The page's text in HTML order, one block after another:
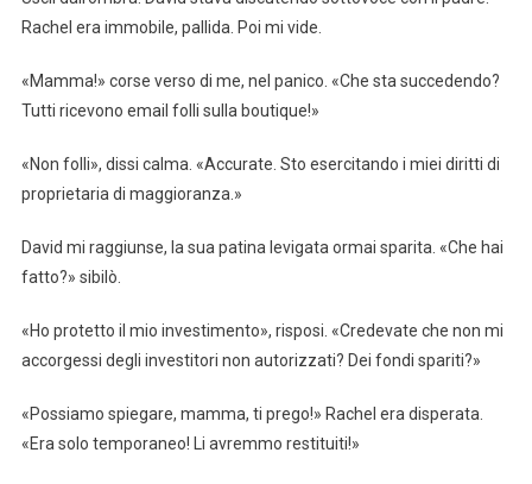
Rachel era immobile, pallida. Poi mi vide.
«Mamma!» corse verso di me, nel panico. «Che sta succedendo?
Tutti ricevono email folli sulla boutique!»
«Non folli», dissi calma. «Accurate. Sto esercitando i miei diritti di
proprietaria di maggioranza.»
David mi raggiunse, la sua patina levigata ormai sparita. «Che hai
fatto?» sibilò.
«Ho protetto il mio investimento», risposi. «Credevate che non mi
accorgessi degli investitori non autorizzati? Dei fondi spariti?»
«Possiamo spiegare, mamma, ti prego!» Rachel era disperata.
«Era solo temporaneo! Li avremmo restituiti!»